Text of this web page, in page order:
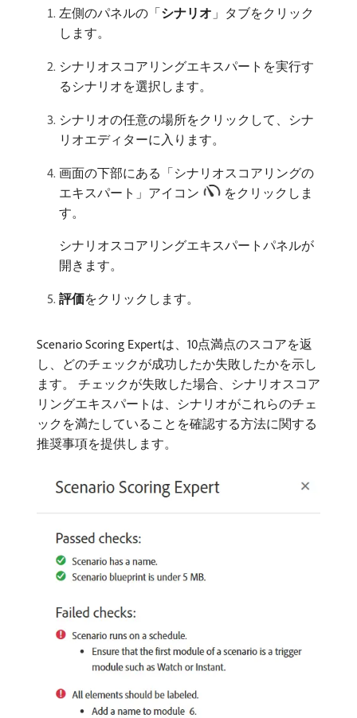
左側のパネルの「シナリオ 」タブをクリック
します。
シナリオスコアリングエキスパートを実行す
るシナリオを選択します。
シナリオの任意の場所をクリックして、シナ
リオエディターに入ります。
画面の下部にある「シナリオスコアリングの
エキスパート」アイコン
をクリックしま
す。
シナリオスコアリングエキスパートパネルが
開きます。
評価​をクリックします。
Scenario Scoring Expertは、10点満点のスコアを返
し、どのチェックが成功したか失敗したかを示し
ます。 チェックが失敗した場合、シナリオスコア
リングエキスパートは、シナリオがこれらのチェ
ックを満たしていることを確認する方法に関する
推奨事項を提供します。